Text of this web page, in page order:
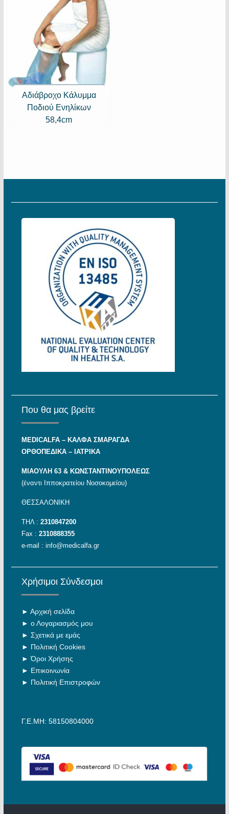
Αδιάβροχο Κάλυμμα
Ποδιού Ενηλίκων
58,4cm
Που θα μας βρείτε
MEDICALFA – KAΛΦΑ ΣΜΑΡΑΓΔΑ
ΟΡΘΟΠΕΔΙΚΑ – ΙΑΤΡΙΚΑ
ΜΙΑΟΥΛΗ 63 & ΚΩΝΣΤΑΝΤΙΝΟΥΠΟΛΕΩΣ
(έναντι Ιπποκρατείου Νοσοκομείου)
ΘΕΣΣΑΛΟΝΙΚΗ
ΤΗΛ : 2310847200
Fax : 2310888355
e-mail : info@medicalfa.gr
Χρήσιμοι Σύνδεσμοι
► Αρχική σελίδα
► ο Λογαριασμός μου
► Σχετικά με εμάς
► Πολιτική Cookies
►Όροι Χρήσης
► Επικοινωνία
► Πολιτική Επιστροφών
Γ.Ε.ΜΗ: 58150804000